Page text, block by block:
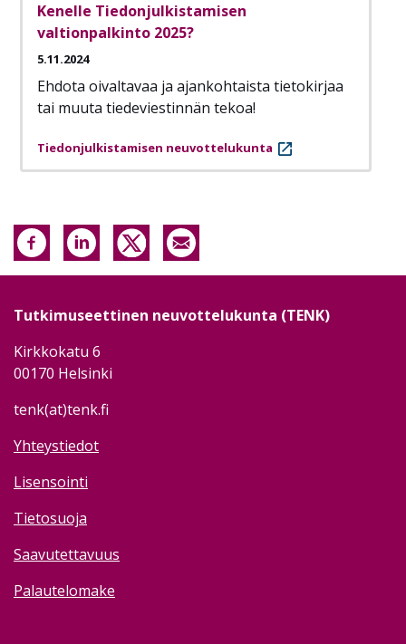
Kenelle Tiedonjulkistamisen
valtionpalkinto 2025?
5.11.2024
Ehdota oivaltavaa ja ajankohtaista tietokirjaa
tai muuta tiedeviestinnän tekoa!
Tiedonjulkistamisen neuvottelukunta
Tutkimuseettinen neuvottelukunta (TENK)
Kirkkokatu 6
00170 Helsinki
tenk(at)tenk.fi
Yhteystiedot
Lisensointi
Tietosuoja
Saavutettavuus
Palautelomake